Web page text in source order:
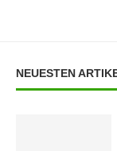
NEUESTEN